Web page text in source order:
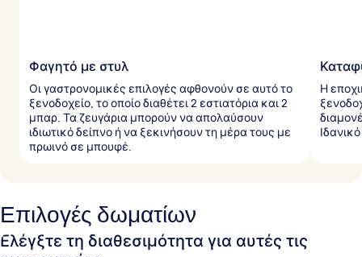
Φαγητό με στυλ
Οι γαστρονομικές επιλογές αφθονούν σε αυτό το
ξενοδοχείο, το οποίο διαθέτει 2 εστιατόρια και 2
μπαρ. Τα ζευγάρια μπορούν να απολαύσουν
ιδιωτικό δείπνο ή να ξεκινήσουν τη μέρα τους με
πρωινό σε μπουφέ.
Η
Επιλογές δωματίων
Ελέγξτε τη διαθεσιμότητα για αυτές τις